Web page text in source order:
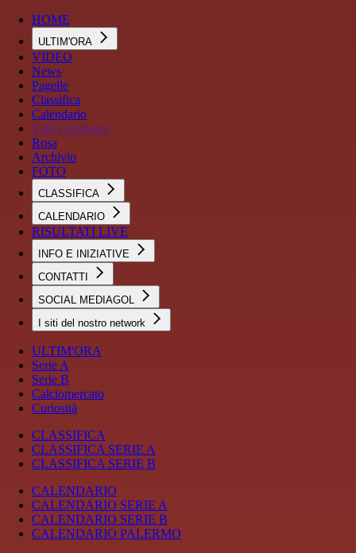
HOME
ULTIM'ORA
VIDEO
News
Pagelle
Classifica
Calendario
Tutti i sondaggi
Rosa
Archivio
FOTO
CLASSIFICA
CALENDARIO
RISULTATI LIVE
INFO E INIZIATIVE
CONTATTI
SOCIAL MEDIAGOL
I siti del nostro network
ULTIM'ORA
Serie A
Serie B
Calciomercato
Curiosità
CLASSIFICA
CLASSIFICA SERIE A
CLASSIFICA SERIE B
CALENDARIO
CALENDARIO SERIE A
CALENDARIO SERIE B
CALENDARIO PALERMO